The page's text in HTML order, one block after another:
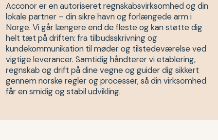
Acconor er en autoriseret regnskabsvirksomhed og din
lokale partner – din sikre havn og forlængede arm i
Norge. Vi går længere end de fleste og kan støtte dig
helt tæt på driften: fra tilbudsskrivning og
kundekommunikation til møder og tilstedeværelse ved
vigtige leverancer. Samtidig håndterer vi etablering,
regnskab og drift på dine vegne og guider dig sikkert
gennem norske regler og processer, så din virksomhed
får en smidig og stabil udvikling.